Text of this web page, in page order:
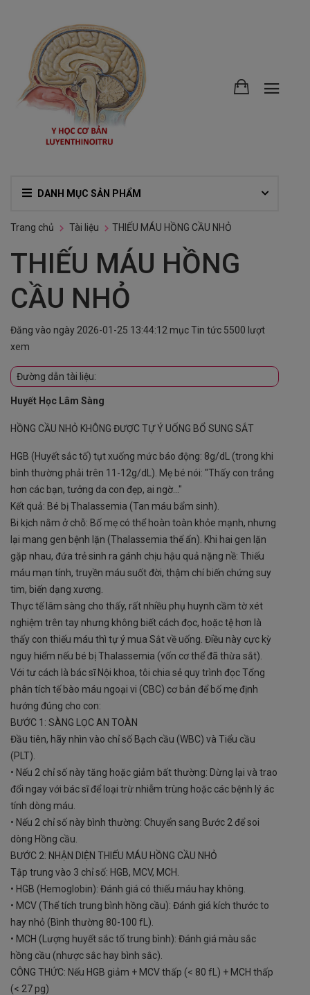
DANH MỤC SẢN PHẨM
Trang chủ Tài liệu THIẾU MÁU HỒNG CẦU NHỎ
THIẾU MÁU HỒNG
CẦU NHỎ
Đăng vào ngày 2026-01-25 13:44:12 mụcTin tức 5500 lượt
xem
Đường dẫn tài liệu:
Huyết Học Lâm Sàng
HỒNG CẦU NHỎ KHÔNG ĐƯỢC TỰ Ý UỐNG BỔ SUNG SẮT
HGB (Huyết sắc tố) tụt xuống mức báo động: 8g/dL (trong khi
bình thường phải trên 11-12g/dL). Mẹ bé nói: "Thấy con trắng
hơn các bạn, tưởng da con đẹp, ai ngờ..."
Kết quả: Bé bị Thalassemia (Tan máu bẩm sinh).
Bi kịch nằm ở chỗ: Bố mẹ có thể hoàn toàn khỏe mạnh, nhưng
lại mang gen bệnh lặn (Thalassemia thể ẩn). Khi hai gen lặn
gặp nhau, đứa trẻ sinh ra gánh chịu hậu quả nặng nề: Thiếu
máu mạn tính, truyền máu suốt đời, thậm chí biến chứng suy
tim, biến dạng xương.
Thực tế lâm sàng cho thấy, rất nhiều phụ huynh cầm tờ xét
nghiệm trên tay nhưng không biết cách đọc, hoặc tệ hơn là
thấy con thiếu máu thì tự ý mua Sắt về uống. Điều này cực kỳ
nguy hiểm nếu bé bị Thalassemia (vốn cơ thể đã thừa sắt).
Với tư cách là bác sĩ Nội khoa, tôi chia sẻ quy trình đọc Tổng
phân tích tế bào máu ngoại vi (CBC) cơ bản để bố mẹ định
hướng đúng cho con:
BƯỚC 1: SÀNG LỌC AN TOÀN
Đầu tiên, hãy nhìn vào chỉ số Bạch cầu (WBC) và Tiểu cầu
(PLT).
• Nếu 2 chỉ số này tăng hoặc giảm bất thường: Dừng lại và trao
đổi ngay với bác sĩ để loại trừ nhiễm trùng hoặc các bệnh lý ác
tính dòng máu.
• Nếu 2 chỉ số này bình thường: Chuyển sang Bước 2 để soi
dòng Hồng cầu.
BƯỚC 2: NHẬN DIỆN THIẾU MÁU HỒNG CẦU NHỎ
Tập trung vào 3 chỉ số: HGB, MCV, MCH.
• HGB (Hemoglobin): Đánh giá có thiếu máu hay không.
• MCV (Thể tích trung bình hồng cầu): Đánh giá kích thước to
hay nhỏ (Bình thường 80-100 fL).
• MCH (Lượng huyết sắc tố trung bình): Đánh giá màu sắc
hồng cầu (nhược sắc hay bình sắc).
CÔNG THỨC: Nếu HGB giảm + MCV thấp (< 80 fL) + MCH thấp
(< 27 pg)